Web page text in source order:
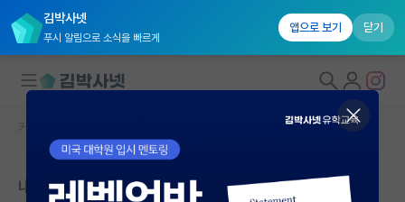
김박사넷
푸시 알림으로 소식을 빠르게
앱으로 보기 닫기
대학원생 모집
국내대학원 정보
커뮤니티 홈
내가 우리 랩실을 선택한 3가지 이유